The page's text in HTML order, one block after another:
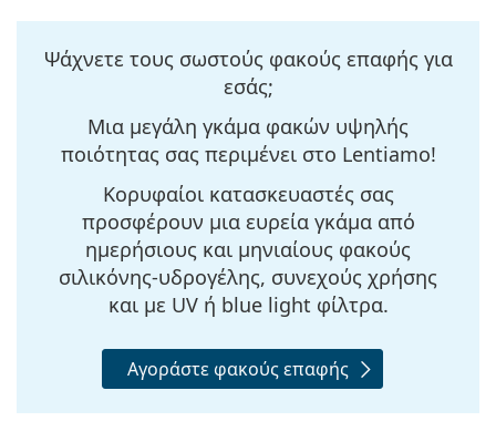
Ψάχνετε τους σωστούς φακούς επαφής για
εσάς;
Μια μεγάλη γκάμα φακών υψηλής
ποιότητας σας περιμένει στο Lentiamo!
Κορυφαίοι κατασκευαστές σας
προσφέρουν μια ευρεία γκάμα από
ημερήσιους και μηνιαίους φακούς
σιλικόνης-υδρογέλης, συνεχούς χρήσης
και με UV ή blue light φίλτρα.
Αγοράστε φακούς επαφής